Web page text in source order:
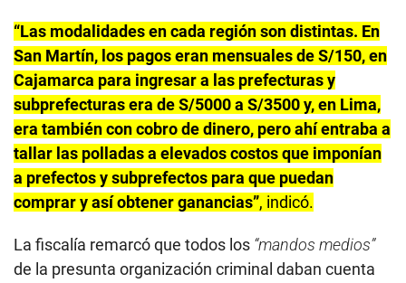
“Las modalidades en cada región son distintas. En
San Martín, los pagos eran mensuales de S/150, en
Cajamarca para ingresar a las prefecturas y
subprefecturas era de S/5000 a S/3500 y, en Lima,
era también con cobro de dinero, pero ahí entraba a
tallar las polladas a elevados costos que imponían
a prefectos y subprefectos para que puedan
comprar y así obtener ganancias”, indicó.
La fiscalía remarcó que todos los “mandos medios”
de la presunta organización criminal daban cuenta